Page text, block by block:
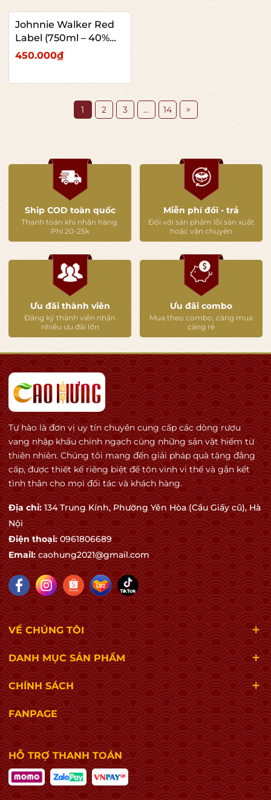
Johnnie Walker Red
Label (750ml – 40%
ABV)
450.000₫
1 2 3 ... 14 »
Ship COD toàn quốc
Thanh toán khi nhận hàng.
Phí 20-25k
Miễn phí đổi - trả
Đối với sản phẩm lỗi sản xuất
hoặc vận chuyển
Ưu đãi thành viên
Đăng ký thành viên nhận
nhiều ưu đãi lớn
Ưu đãi combo
Mua theo combo, càng mua
càng rẻ
Tự hào là đơn vị uy tín chuyên cung cấp các dòng rượu
vang nhập khẩu chính ngạch cùng những sản vật hiếm từ
thiên nhiên. Chúng tôi mang đến giải pháp quà tặng đẳng
cấp, được thiết kế riêng biệt để tôn vinh vị thế và gắn kết
tình thân cho mọi đối tác và khách hàng.
Địa chỉ: 134 Trung Kính, Phường Yên Hòa (Cầu Giấy cũ), Hà
Nội
Điện thoại: 0961806689
Email: caohung2021@gmail.com
VỀ CHÚNG TÔI
DANH MỤC SẢN PHẨM
CHÍNH SÁCH
FANPAGE
HỖ TRỢ THANH TOÁN